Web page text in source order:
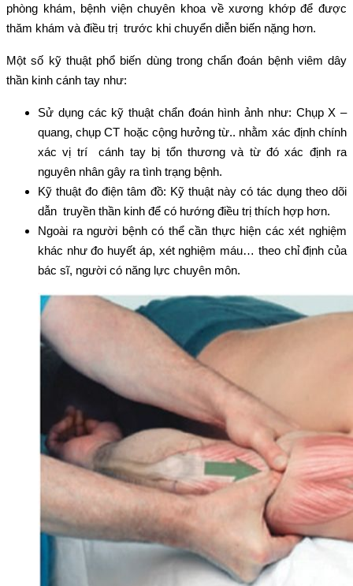
phòng khám, bệnh viện chuyên khoa về xương khớp để được
thăm khám và điều trị trước khi chuyển diễn biến nặng hơn.
Một số kỹ thuật phổ biến dùng trong chẩn đoán bệnh viêm dây
thần kinh cánh tay như:
Sử dụng các kỹ thuật chẩn đoán hình ảnh như: Chụp X –
quang, chụp CT hoặc cộng hưởng từ.. nhằm xác định chính
xác vị trí cánh tay bị tổn thương và từ đó xác định ra
nguyên nhân gây ra tình trạng bệnh.
Kỹ thuật đo điện tâm đồ: Kỹ thuật này có tác dụng theo dõi
dẫn truyền thần kinh để có hướng điều trị thích hợp hơn.
Ngoài ra người bệnh có thể cần thực hiện các xét nghiệm
khác như đo huyết áp, xét nghiệm máu… theo chỉ định của
bác sĩ, người có năng lực chuyên môn.